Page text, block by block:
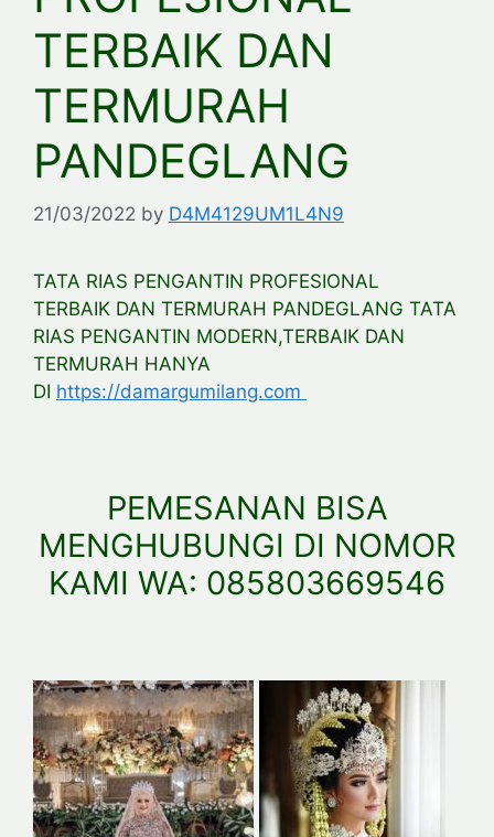
TERBAIK DAN
TERMURAH
PANDEGLANG
21/03/2022 by D4M4129UM1L4N9
TATA RIAS PENGANTIN PROFESIONAL
TERBAIK DAN TERMURAH PANDEGLANG TATA
RIAS PENGANTIN MODERN,TERBAIK DAN
TERMURAH HANYA
DI https://damargumilang.com
PEMESANAN BISA
MENGHUBUNGI DI NOMOR
KAMI WA: 085803669546